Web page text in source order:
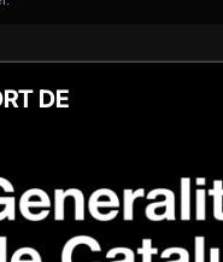
DE